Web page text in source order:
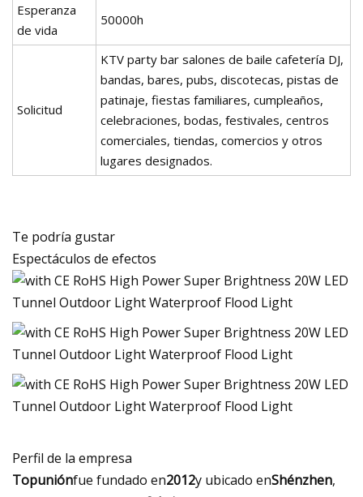
Esperanza
de vida
50000h
Solicitud
KTV party bar salones de baile cafetería DJ,
bandas, bares, pubs, discotecas, pistas de
patinaje, fiestas familiares, cumpleaños,
celebraciones, bodas, festivales, centros
comerciales, tiendas, comercios y otros
lugares designados.
Te podría gustar
Espectáculos de efectos
Perfil de la empresa
Topuniónfue fundado en2012y ubicado enShénzhen,